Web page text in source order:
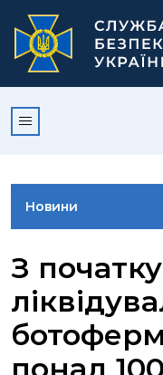
Новини
ВІДЕОГАЛЕРЕЯ
КОНТАКТИ
З